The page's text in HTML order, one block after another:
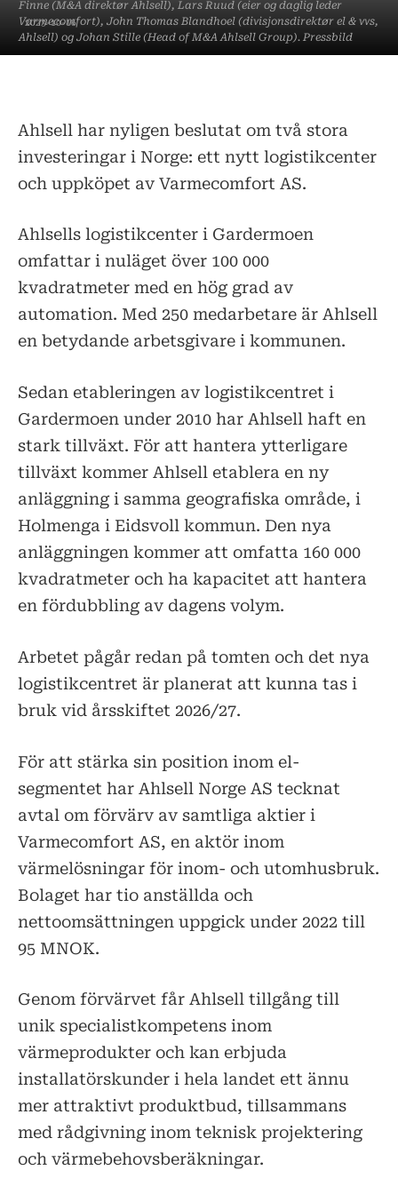
Finne (M&A direktør Ahlsell), Lars Ruud (eier og daglig leder
Varmecomfort), John Thomas Blandhoel (divisjonsdirektør el & vvs,
Ahlsell) og Johan Stille (Head of M&A Ahlsell Group). Pressbild
2023-10-16
Ahlsell har nyligen beslutat om två stora
investeringar i Norge: ett nytt logistikcenter
och uppköpet av Varmecomfort AS.
Ahlsells logistikcenter i Gardermoen
omfattar i nuläget över 100 000
kvadratmeter med en hög grad av
automation. Med 250 medarbetare är Ahlsell
en betydande arbetsgivare i kommunen.
Sedan etableringen av logistikcentret i
Gardermoen under 2010 har Ahlsell haft en
stark tillväxt. För att hantera ytterligare
tillväxt kommer Ahlsell etablera en ny
anläggning i samma geografiska område, i
Holmenga i Eidsvoll kommun. Den nya
anläggningen kommer att omfatta 160 000
kvadratmeter och ha kapacitet att hantera
en fördubbling av dagens volym.
Arbetet pågår redan på tomten och det nya
logistikcentret är planerat att kunna tas i
bruk vid årsskiftet 2026/27.
För att stärka sin position inom el-
segmentet har Ahlsell Norge AS tecknat
avtal om förvärv av samtliga aktier i
Varmecomfort AS, en aktör inom
värmelösningar för inom- och utomhusbruk.
Bolaget har tio anställda och
nettoomsättningen uppgick under 2022 till
95 MNOK.
Genom förvärvet får Ahlsell tillgång till
unik specialistkompetens inom
värmeprodukter och kan erbjuda
installatörskunder i hela landet ett ännu
mer attraktivt produktbud, tillsammans
med rådgivning inom teknisk projektering
och värmebehovsberäkningar.